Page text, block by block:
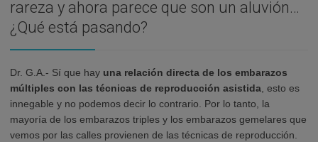
rareza y ahora parece que son un aluvión…
¿Qué está pasando?
Dr. G.A.- Sí que hay una relación directa de los embarazos
múltiples con las técnicas de reproducción asistida, esto es
innegable y no podemos decir lo contrario. Por lo tanto, la
mayoría de los embarazos triples y los embarazos gemelares que
vemos por las calles provienen de las técnicas de reproducción.